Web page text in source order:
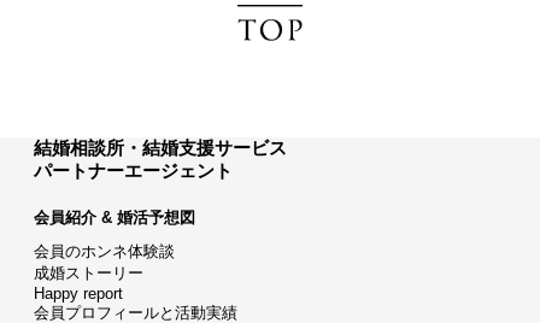
結婚相談所・結婚支援サービス
パートナーエージェント
会員紹介 & 婚活予想図
会員のホンネ体験談
成婚ストーリー
Happy report
会員プロフィールと活動実績